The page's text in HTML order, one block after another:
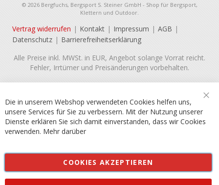
© 2026 Bergfuchs, Bergsport S. Steiner GmbH - Shop für Bergsport,
Klettern und Outdoor.
Vertrag widerrufen Kontakt Impressum
AGB
Datenschutz
Barrierefreiheitserklärung
Alle Preise inkl. MWSt. in EUR, Angebot solange Vorrat reicht.
Fehler, Irrtümer und Preisänderungen vorbehalten.
Die in unserem Webshop verwendeten Cookies helfen uns,
unsere Services für Sie zu verbessern. Mit der Nutzung unserer
Dienste erklären Sie sich damit einverstanden, dass wir Cookies
verwenden. Mehr darüber
COOKIES AKZEPTIEREN